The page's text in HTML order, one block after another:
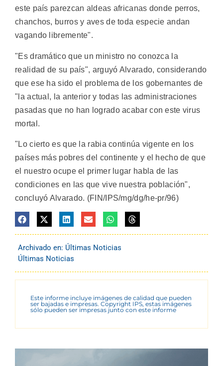
este país parezcan aldeas africanas donde perros,
chanchos, burros y aves de toda especie andan
vagando libremente".
"Es dramático que un ministro no conozca la
realidad de su país", arguyó Alvarado, considerando
que ese ha sido el problema de los gobernantes de
"la actual, la anterior y todas las administraciones
pasadas que no han logrado acabar con este virus
mortal.
"Lo cierto es que la rabia continúa vigente en los
países más pobres del continente y el hecho de que
el nuestro ocupe el primer lugar habla de las
condiciones en las que vive nuestra población",
concluyó Alvarado. (FIN/IPS/mg/dg/he-pr/96)
Archivado en: Últimas Noticias
Últimas Noticias
Este informe incluye imágenes de calidad que pueden
ser bajadas e impresas. Copyright IPS, estas imágenes
sólo pueden ser impresas junto con este informe